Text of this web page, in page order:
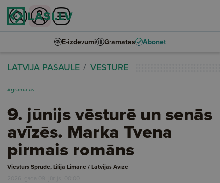
E-izdevumi Grāmatas Abonēt
LATVIJĀ PASAULĒ VĒSTURE
#grāmatas
9. jūnijs vēsturē un senās
avīzēs. Marka Tvena
pirmais romāns
Viesturs Sprūde, Lilija Limane / Latvijas Avīze
2026. gada 09. jūnijs, 00:00